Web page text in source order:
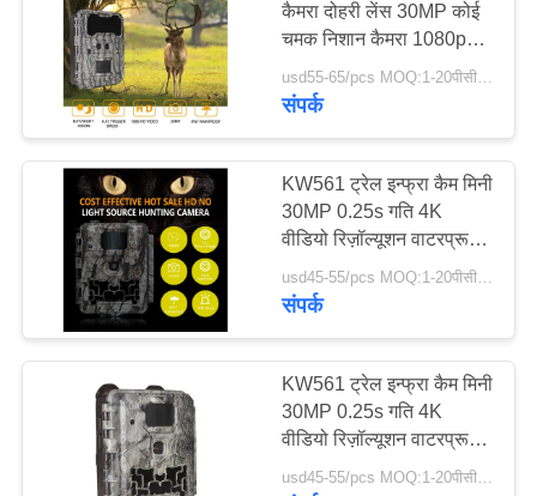
शिकार कैमरा सहायक
उपकरण
27
सेलुलर गेम कैमरा
19
कैमरा दोहरी लेंस 30MP कोई
चमक निशान कैमरा 1080p
रात दृष्टि 512G के लिए
संपर्क
KW561 ट्रेल इन्फ्रा कैम मिनी
30MP 0.25s गति 4K
वीडियो रिज़ॉल्यूशन वाटरप्रूफ
सीएमओएस सेंसर एसडी मी
usd45-55/pcs MOQ:1-20पीसीएस
संपर्क
KW561 ट्रेल इन्फ्रा कैम मिनी
30MP 0.25s गति 4K
वीडियो रिज़ॉल्यूशन वाटरप्रूफ
सीएमओएस सेंसर एसडी मी
usd45-55/pcs MOQ:1-20पीसीएस